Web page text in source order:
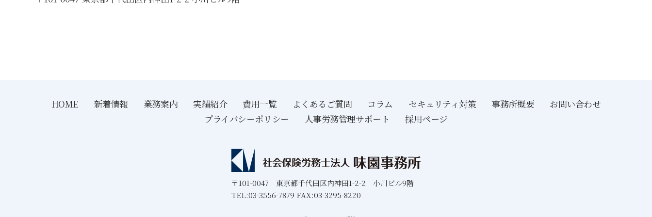
HOME 新着情報 業務案内 実績紹介 費用一覧 よくあるご質問 コラム セキュリティ対策 事務所概要
お問い合わせ
プライバシーポリシー
人事労務管理サポート 採用ページ
〒101-0047 東京都千代田区内神田1-2-2 小川ビル9階
TEL:03-3556-7879 FAX:03-3295-8220